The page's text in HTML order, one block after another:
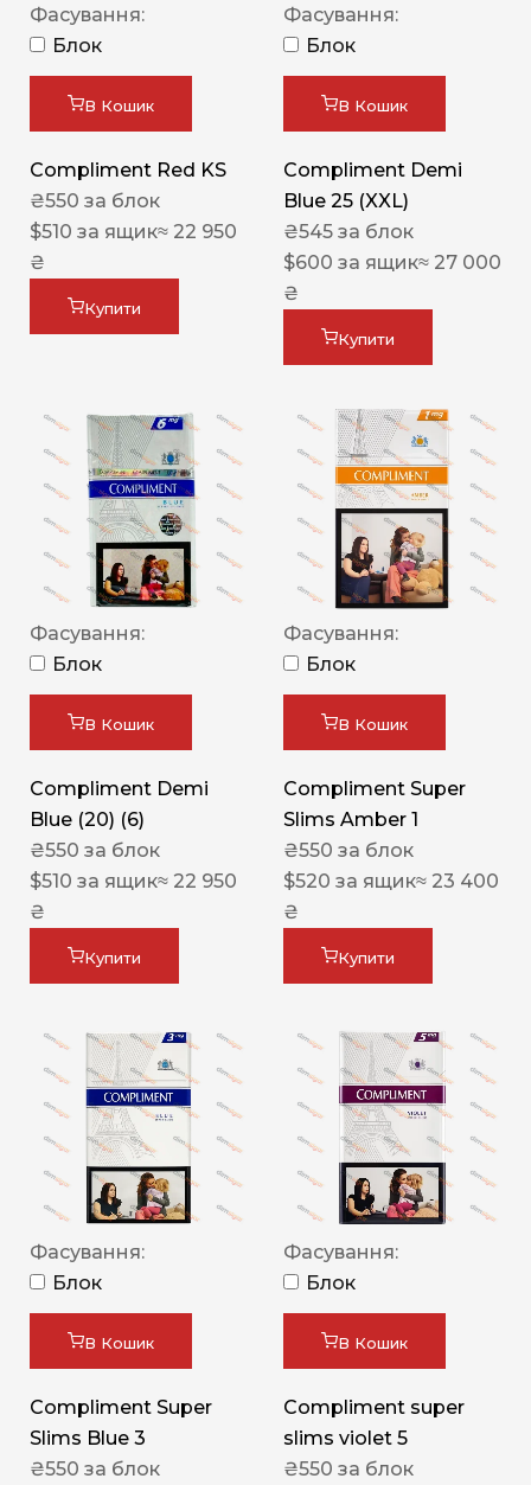
Фасування:
Блок
В Кошик
Compliment Red KS
₴550 за блок
$510 за ящик≈ 22 950
₴
Купити
Фасування:
Блок
В Кошик
Compliment Demi
Blue 25 (XXL)
₴545 за блок
$600 за ящик≈ 27 000
₴
Купити
Фасування:
Блок
В Кошик
Compliment Demi
Blue (20) (6)
₴550 за блок
$510 за ящик≈ 22 950
₴
Купити
Фасування:
Блок
В Кошик
Compliment Super
Slims Amber 1
₴550 за блок
$520 за ящик≈ 23 400
₴
Купити
Фасування:
Блок
В Кошик
Compliment Super
Slims Blue 3
₴550 за блок
Фасування:
Блок
В Кошик
Compliment super
slims violet 5
₴550 за блок